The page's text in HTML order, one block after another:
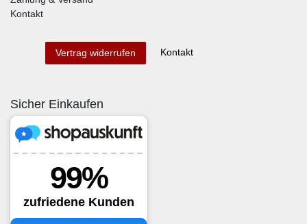
Kontakt
Vertrag widerrufen Kontakt
Sicher Einkaufen